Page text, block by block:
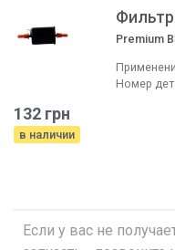
Premium
Номер
132 грн
в наличии
Если у вас не